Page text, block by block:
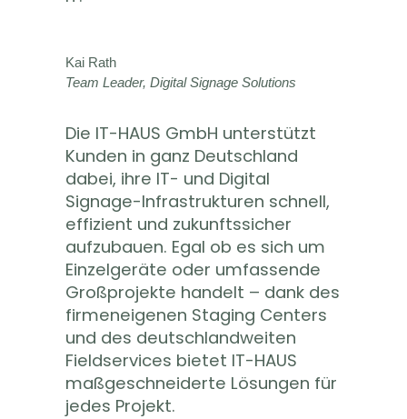
Kai Rath
Team Leader, Digital Signage Solutions
Die IT-HAUS GmbH unterstützt
Kunden in ganz Deutschland
dabei, ihre IT- und Digital
Signage-Infrastrukturen schnell,
effizient und zukunftssicher
aufzubauen. Egal ob es sich um
Einzelgeräte oder umfassende
Großprojekte handelt – dank des
firmeneigenen Staging Centers
und des deutschlandweiten
Fieldservices bietet IT-HAUS
maßgeschneiderte Lösungen für
jedes Projekt.